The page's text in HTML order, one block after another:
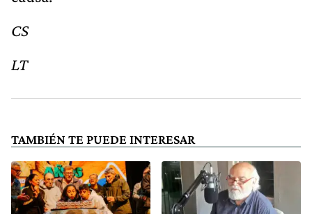
CS
LT
TAMBIÉN TE PUEDE INTERESAR